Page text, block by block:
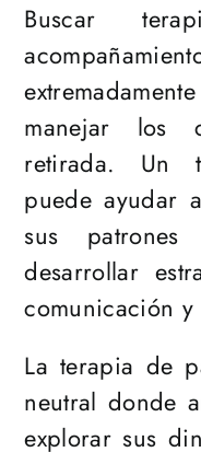
Buscar
manejar los
retirada. Un
puede ayudar
sus
desarrollar
comunicación
La terapia de
neutral donde
explorar sus